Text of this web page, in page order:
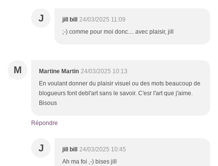
J jill bill
24/03/2025 11:09
;-) comme pour moi donc.... avec plaisir, jill
M Martine Martin 24/03/2025 10:13
En voulant donner du plaisir visuel ou des mots beaucoup de
blogueurs font debl'art sans le savoir. C'esr l'art que j'aime.
Bisous
Répondre
J jill bill
24/03/2025 10:45
Ah ma foi ,-) bises jill